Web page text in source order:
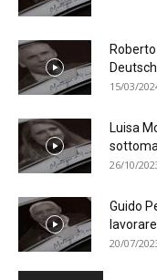
15/03/
Luisa
26/10/
Guido
20/07/